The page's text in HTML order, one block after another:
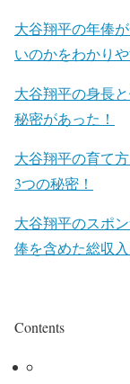
大谷翔平の年俸
いのかをわかり
大谷翔平の身長
秘密があった！
大谷翔平の育て
3つの秘密！
大谷翔平のスポ
俸を含めた総収
Contents